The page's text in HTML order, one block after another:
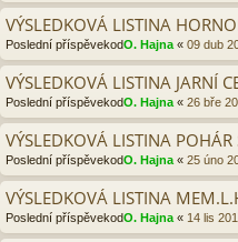
VÝSLEDKOVÁ LISTINA
Poslední příspěvekodO. Hajna « 09 dub
VÝSLEDKOVÁ LISTINA JARNÍ
Poslední příspěvekodO. Hajna « 26 bře
VÝSLEDKOVÁ LISTINA
Poslední příspěvekodO. Hajna « 25 úno
VÝSLEDKOVÁ LISTINA
Poslední příspěvekodO. Hajna « 14 lis